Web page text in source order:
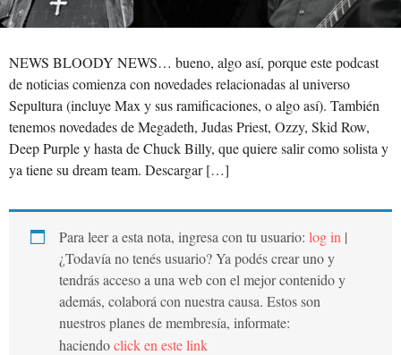
NEWS BLOODY NEWS… bueno, algo así, porque este podcast
de noticias comienza con novedades relacionadas al universo
Sepultura (incluye Max y sus ramificaciones, o algo así). También
tenemos novedades de Megadeth, Judas Priest, Ozzy, Skid Row,
Deep Purple y hasta de Chuck Billy, que quiere salir como solista y
ya tiene su dream team. Descargar […]
Para leer a esta nota, ingresa con tu usuario: log in |
¿Todavía no tenés usuario? Ya podés crear uno y
tendrás acceso a una web con el mejor contenido y
además, colaborá con nuestra causa. Estos son
nuestros planes de membresía, informate:
haciendoclick en este link